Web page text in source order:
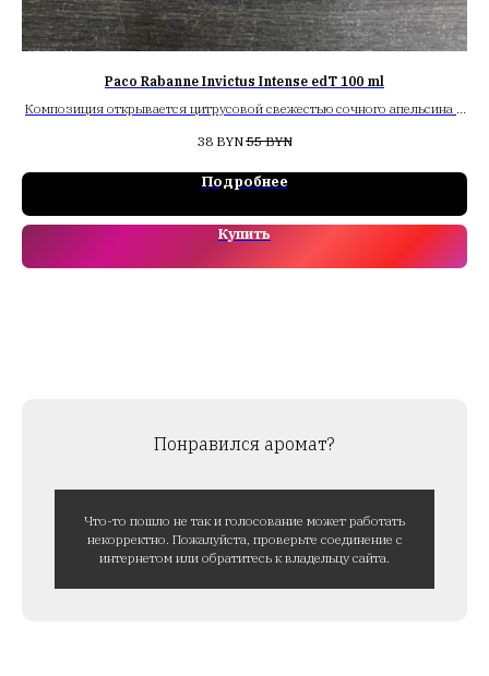
Paco Rabanne Invictus Intense edT 100 ml
Композиция открывается цитрусовой свежестью сочного апельсина в
слышны ароматы душистого пряного лавра и дорогого качественного
38 BYN 55 BYN
Подробнее
Купить
Понравился аромат?
Что-то пошло не так и голосование может работать
некорректно. Пожалуйста, проверьте соединение с
интернетом или обратитесь к владельцу сайта.